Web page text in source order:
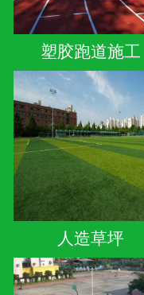
塑胶跑道施工
人造草坪